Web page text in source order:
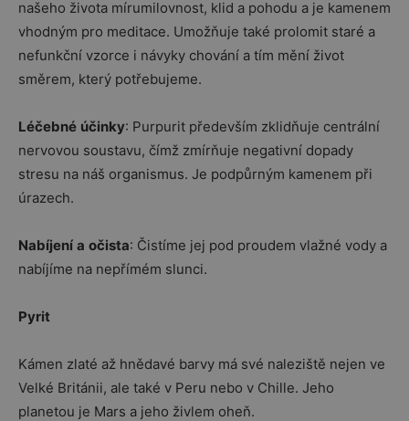
našeho života mírumilovnost, klid a pohodu a je kamenem
vhodným pro meditace. Umožňuje také prolomit staré a
nefunkční vzorce i návyky chování a tím mění život
směrem, který potřebujeme.
Léčebné účinky: Purpurit především zklidňuje centrální
nervovou soustavu, čímž zmírňuje negativní dopady
stresu na náš organismus. Je podpůrným kamenem při
úrazech.
Nabíjení a očista: Čistíme jej pod proudem vlažné vody a
nabíjíme na nepřímém slunci.
Pyrit
Kámen zlaté až hnědavé barvy má své naleziště nejen ve
Velké Británii, ale také v Peru nebo v Chille. Jeho
planetou je Mars a jeho živlem oheň.